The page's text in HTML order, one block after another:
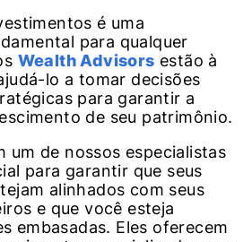
é uma
para qualquer
Wealth Advisors estão à
lo a tomar decisões
para garantir a
de seu patrimônio.
um de nossos especialistas
para garantir que seus
alinhados com seus
e que você esteja
embasadas. Eles oferecem